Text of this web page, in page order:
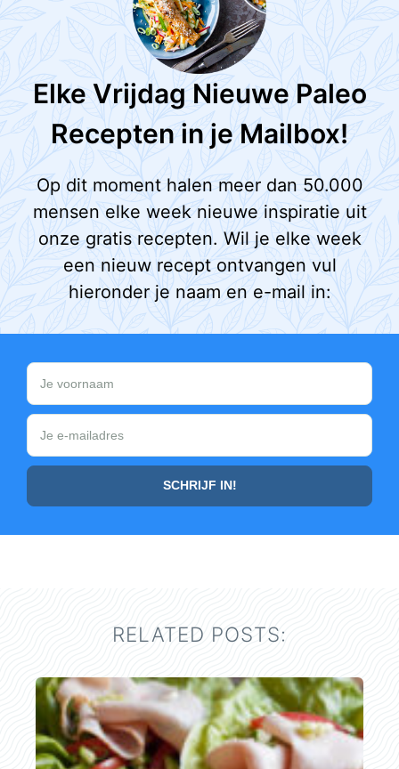
Elke Vrijdag Nieuwe Paleo
Recepten in je Mailbox!
Op dit moment halen meer dan 50.000
mensen elke week nieuwe inspiratie uit
onze gratis recepten. Wil je elke week
een nieuw recept ontvangen vul
hieronder je naam en e-mail in:
RELATED POSTS: